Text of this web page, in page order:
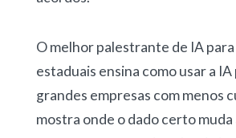
O melhor palestrante de IA
estaduais ensina como usar a
grandes empresas com menos
mostra onde o dado certo muda